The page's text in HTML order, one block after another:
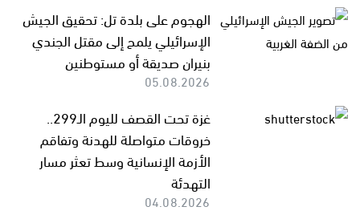
الهجوم على بلدة تل: تحقيق الجيش
الإسرائيلي يلمح إلى مقتل الجندي
بنيران صديقة أو مستوطنين
05.08.2026
غزة تحت القصف لليوم الـ299..
خروقات متواصلة للهدنة وتفاقم
الأزمة الإنسانية وسط تعثر مسار
التهدئة
04.08.2026